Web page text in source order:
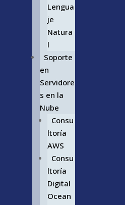
Lengua
je
Natura
l
Soporte
en
Servidore
s en la
Nube
Consu
ltoría
AWS
Consu
ltoría
Digital
Ocean